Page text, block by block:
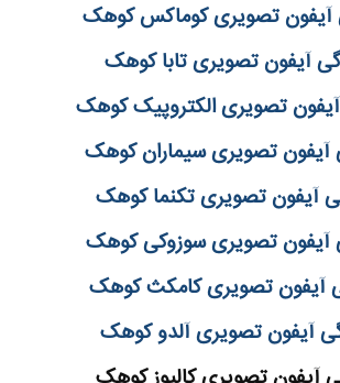
آیفون تصویری کوماکس کوهک
آیفون تصویری تابا کوهک
آیفون تصویری الکتروپیک کوهک
آیفون تصویری سیماران کوهک
آیفون تصویری تکنما کوهک
آیفون تصویری سوزوکی کوهک
آیفون تصویری کامکث کوهک
آیفون تصویری آلدو کوهک